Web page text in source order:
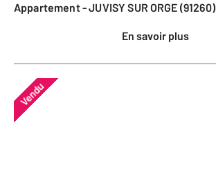
Appartement - JUVISY SUR ORGE (91260)
En savoir plus
Vendu